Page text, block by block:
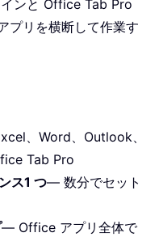
ンと Office Tab Pro
プリを横断して作業す
、Word、Outlook、
Tab Pro
ス1 つ— 数分でセット
— Office アプリ全体で